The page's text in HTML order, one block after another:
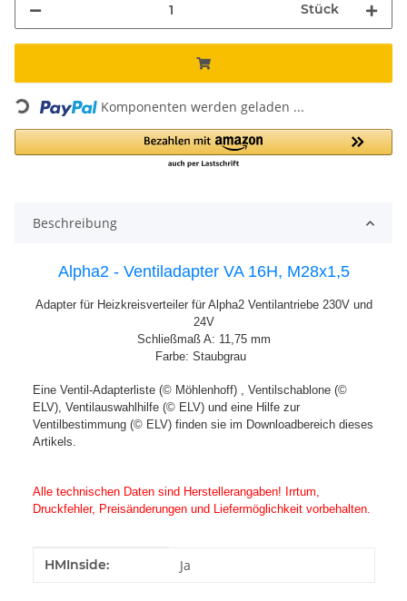
Stück
Loading... Komponenten werden geladen ...
Beschreibung
Alpha2 - Ventiladapter VA 16H, M28x1,5
Adapter für Heizkreisverteiler für Alpha2 Ventilantriebe 230V und
24V
Schließmaß A: 11,75 mm
Farbe: Staubgrau
Eine Ventil-Adapterliste (© Möhlenhoff) , Ventilschablone (©
ELV), Ventilauswahlhilfe (© ELV) und eine Hilfe zur
Ventilbestimmung (© ELV) finden sie im Downloadbereich dieses
Artikels.
Alle technischen Daten sind Herstellerangaben! Irrtum,
Druckfehler, Preisänderungen und Liefermöglichkeit vorbehalten.
Produkteigenschaft
Wert
HMInside: Ja